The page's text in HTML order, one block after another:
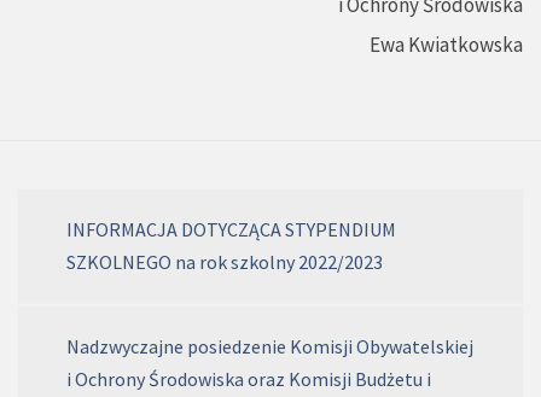
Ewa Kwiatkowska
INFORMACJA DOTYCZĄCA STYPENDIUM
SZKOLNEGO na rok szkolny 2022/2023
Nadzwyczajne posiedzenie Komisji Obywatelskiej
i Ochrony Środowiska oraz Komisji Budżetu i